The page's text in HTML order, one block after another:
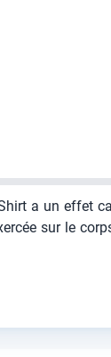
a un effet
sur le